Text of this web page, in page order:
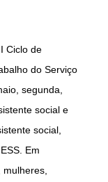
Ciclo de
do Serviço
segunda,
social e
social,
Em